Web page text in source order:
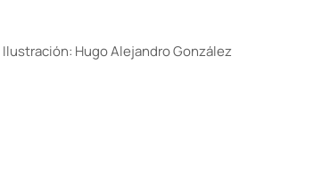
Ilustración: Hugo Alejandro González